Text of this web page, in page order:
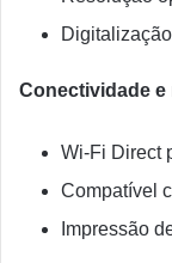
Conectividade e
Wi-Fi Direct
Compatível
Impressão